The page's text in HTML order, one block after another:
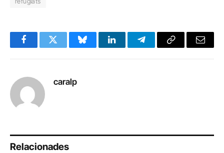
FacebookTwitter BlueskyLinkedInTelegramCopy
Email
caralp
Relacionades